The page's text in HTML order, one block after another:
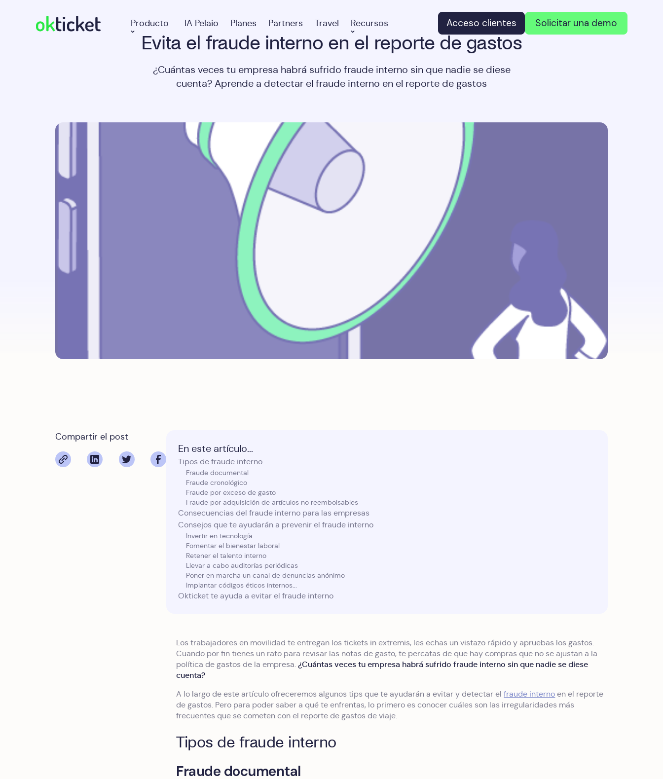
Producto IA Pelaio Planes Partners Travel Recursos Acceso clientes Solicitar una demo
Evita el fraude interno en el reporte de gastos
¿Cuántas veces tu empresa habrá sufrido fraude interno sin que nadie se diese
cuenta? Aprende a detectar el fraude interno en el reporte de gastos
Compartir el post
En este artículo...
Tipos de fraude interno
Fraude documental
Fraude cronológico
Fraude por exceso de gasto
Fraude por adquisición de artículos no reembolsables
Consecuencias del fraude interno para las empresas
Consejos que te ayudarán a prevenir el fraude interno
Invertir en tecnología
Fomentar el bienestar laboral
Retener el talento interno
Llevar a cabo auditorías periódicas
Poner en marcha un canal de denuncias anónimo
Implantar códigos éticos internos...
Okticket te ayuda a evitar el fraude interno
Los trabajadores en movilidad te entregan los tickets in extremis, les echas un vistazo rápido y apruebas los gastos.
Cuando por fin tienes un rato para revisar las notas de gasto, te percatas de que hay compras que no se ajustan a la
política de gastos de la empresa.¿Cuántas veces tu empresa habrá sufrido fraude interno sin que nadie se diese
cuenta?
A lo largo de este artículo ofreceremos algunos tips que te ayudarán a evitar y detectar elfraude interno en el reporte
de gastos. Pero para poder saber a qué te enfrentas, lo primero es conocer cuáles son las irregularidades más
frecuentes que se cometen con el reporte de gastos de viaje.
Tipos de fraude interno
Fraude documental